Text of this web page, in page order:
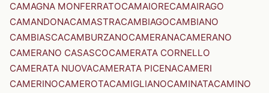
CAMAGNA MONFERRATOCAMAIORECAMAIRAGO
CAMANDONACAMASTRACAMBIAGOCAMBIANO
CAMBIASCACAMBURZANOCAMERANACAMERANO
CAMERANO CASASCOCAMERATA CORNELLO
CAMERATA NUOVACAMERATA PICENACAMERI
CAMERINOCAMEROTACAMIGLIANOCAMINATACAMINO